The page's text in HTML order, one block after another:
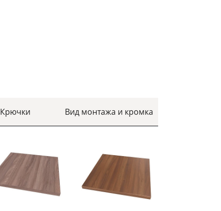
Крючки Вид монтажа и кромка